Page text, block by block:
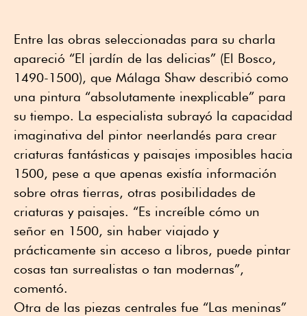
Entre las obras seleccionadas para su charla
apareció “El jardín de las delicias” (El Bosco,
1490-1500), que Málaga Shaw describió como
una pintura “absolutamente inexplicable” para
su tiempo. La especialista subrayó la capacidad
imaginativa del pintor neerlandés para crear
criaturas fantásticas y paisajes imposibles hacia
1500, pese a que apenas existía información
sobre otras tierras, otras posibilidades de
criaturas y paisajes. “Es increíble cómo un
señor en 1500, sin haber viajado y
prácticamente sin acceso a libros, puede pintar
cosas tan surrealistas o tan modernas”,
comentó.
Otra de las piezas centrales fue “Las meninas”